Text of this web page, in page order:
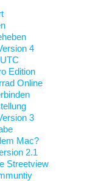
4
Edition
Online
3
Mac?
2.1
Streetview